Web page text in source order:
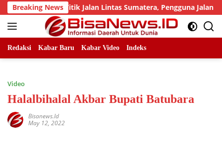
Skip
to
content
Breaking News
Sejumlah Titik Jalan Lintas Sumatera, Pengguna Jalan
Redaksi Kabar Baru Kabar Video Indeks
Video
Halalbihalal Akbar Bupati Batubara
Bisanews.id
May 12, 2022